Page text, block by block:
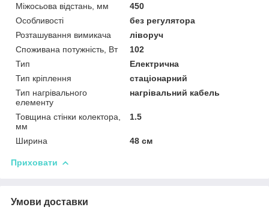
Міжосьова відстань, мм
450
Особливості
без регулятора
Розташування вимикача
ліворуч
Споживана потужність, Вт
102
Тип
Електрична
Тип кріплення
стаціонарний
Тип нагрівального
елементу
нагрівальний кабель
Товщина стінки колектора,
мм
1.5
Ширина 48 см
Приховати
Умови доставки